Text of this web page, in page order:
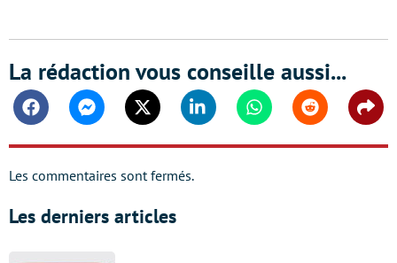
La rédaction vous conseille aussi...
FacebookMessengerTwitter Linkedin WhatsappReddit
Les commentaires sont fermés.
Les derniers articles